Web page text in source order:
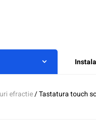
efractie/ Tastatura touch